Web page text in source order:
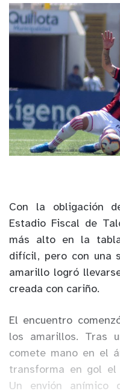
Con la obligación
Estadio Fiscal de
más alto en la
difícil, pero con una
amarillo logró
creada con cariño.
El encuentro
los amarillos. Tras
comete mano en el
transforma en gol el
Un envión anímico